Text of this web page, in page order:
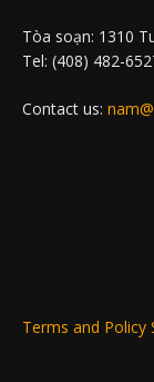
Tòa soạn: 1310
Tel: (408) 482-
Contact us:
Terms and Policy